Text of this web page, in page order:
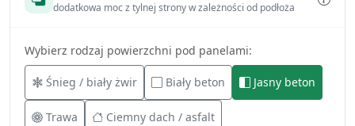
dodatkowa moc z tylnej strony w zależności od podłoża
Wybierz rodzaj powierzchni pod panelami:
Śnieg / biały żwir Biały beton Jasny beton
Trawa Ciemny dach / asfalt